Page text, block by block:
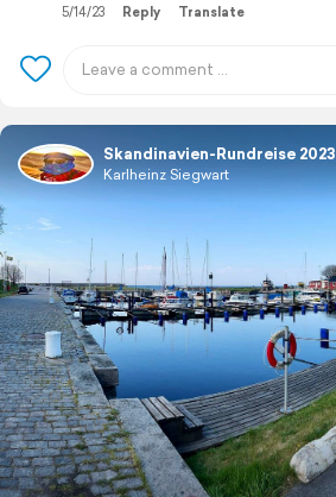
5/14/23 Reply Translate
Skandinavien-Rundreise 2023
Karlheinz Siegwart